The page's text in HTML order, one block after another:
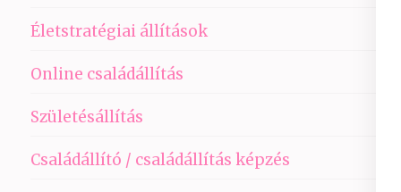
Életstratégiai állítások
Online családállítás
Születésállítás
Családállító / családállítás képzés